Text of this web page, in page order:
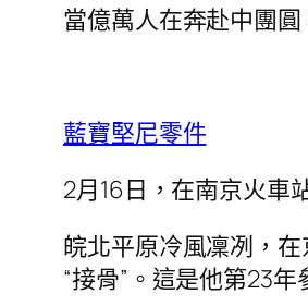
當億萬人在奔赴中團
藍寶堅尼零件
2月16日，在南京火車
皖北平原冷風凜冽，
“接骨”。這是他第23